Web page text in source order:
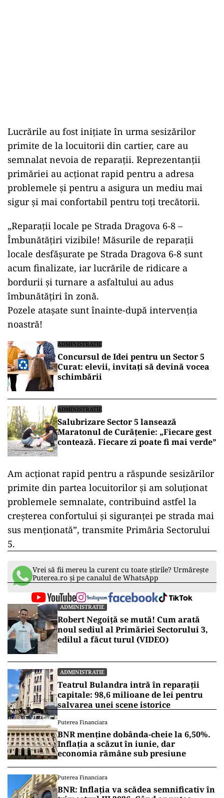
Lucrările au fost inițiate în urma sesizărilor
primite de la locuitorii din cartier, care au
semnalat nevoia de reparații. Reprezentanții
primăriei au acționat rapid pentru a adresa
problemele și pentru a asigura un mediu mai
sigur și mai confortabil pentru toți trecătorii.
„Reparații locale pe Strada Dragova 6-8 –
Îmbunătățiri vizibile! Măsurile de reparații
locale desfășurate pe Strada Dragova 6-8 sunt
acum finalizate, iar lucrările de ridicare a
bordurii și turnare a asfaltului au adus
îmbunătățiri în zonă.
Pozele atașate sunt înainte-după intervenția
noastră!
ADMINISTRATIE
Concursul de Idei pentru un Sector 5
Curat: elevii, invitați să devină vocea
schimbării
ADMINISTRATIE
Salubrizare Sector 5 lansează
Maratonul de Curățenie: „Fiecare gest
contează. Fiecare zi poate fi mai verde”
Am acționat rapid pentru a răspunde sesizărilor
primite din partea locuitorilor și am soluționat
problemele semnalate, contribuind astfel la
creșterea confortului și siguranței pe strada mai
sus menționată”, transmite Primăria Sectorului
5.
Vrei să fii mereu la curent cu toate știrile? Urmărește
Puterea.ro și pe canalul de WhatsApp
ADMINISTRATIE
Robert Negoiță se mută! Cum arată
noul sediul al Primăriei Sectorului 3,
edilul a făcut turul (VIDEO)
ADMINISTRATIE
Teatrul Bulandra intră în reparații
capitale: 98,6 milioane de lei pentru
salvarea unei scene istorice
Puterea Financiara
BNR menține dobânda-cheie la 6,50%.
Inflația a scăzut în iunie, dar
economia rămâne sub presiune
Puterea Financiara
BNR: Inflația va scădea semnificativ în